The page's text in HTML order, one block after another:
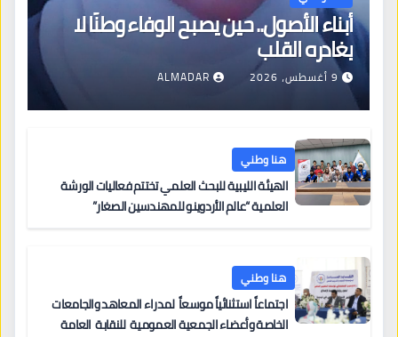
أبناء الأصول.. حين يصبح الوفاء وطنًا لا
يغادره القلب
9 أغسطس، 2026 ALMADAR
هنا وطني
الهيئة الليبية للبحث العلمي تختتم فعاليات الورشة
العلمية “عالم الأردوينو للمهندسين الصغار”
هنا وطني
اجتماعاً استثنائياً موسعاً لمدراء المعاهد والجامعات
الخاصة وأعضاء الجمعية العمومية للنقابة العامة